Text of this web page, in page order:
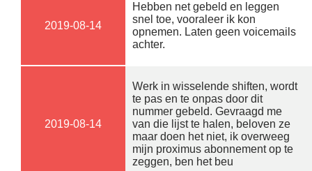
2019-08-14
Hebben net gebeld en leggen
snel toe, vooraleer ik kon
opnemen. Laten geen voicemails
achter.
2019-08-14
Werk in wisselende shiften, wordt
te pas en te onpas door dit
nummer gebeld. Gevraagd me
van die lijst te halen, beloven ze
maar doen het niet, ik overweeg
mijn proximus abonnement op te
zeggen, ben het beu